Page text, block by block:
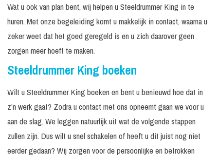
Wat u ook van plan bent, wij helpen u Steeldrummer King in te
huren. Met onze begeleiding komt u makkelijk in contact, waarna u
zeker weet dat het goed geregeld is en u zich daarover geen
zorgen meer hoeft te maken.
Steeldrummer King boeken
Wilt u Steeldrummer King boeken en bent u benieuwd hoe dat in
z’n werk gaat? Zodra u contact met ons opneemt gaan we voor u
aan de slag. We leggen natuurlijk uit wat de volgende stappen
zullen zijn. Dus wilt u snel schakelen of heeft u dit juist nog niet
eerder gedaan? Wij zorgen voor de persoonlijke en betrokken